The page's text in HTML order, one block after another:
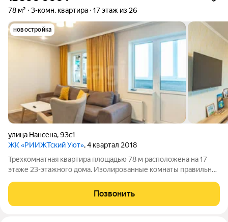
78 м² 3-комн. квартира 17 этаж из 26
новостройка
улица Нансена,93с1
ЖК «РИИЖТский Уют», 4 квартал 2018
Трехкомнатная квартира площадью 78 м расположена на 17
этаже 23-этажного дома. Изолированные комнаты правильной
размещение семьи. Кухня площадью 9 м функционально
организована и оснащена встроенной
Позвонить